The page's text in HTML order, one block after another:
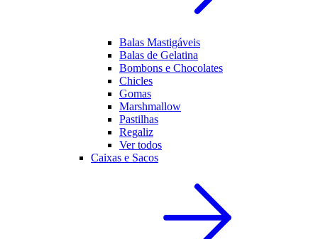
Balas Mastigáveis
Balas de Gelatina
Bombons e Chocolates
Chicles
Gomas
Marshmallow
Pastilhas
Regaliz
Ver todos
Caixas e Sacos